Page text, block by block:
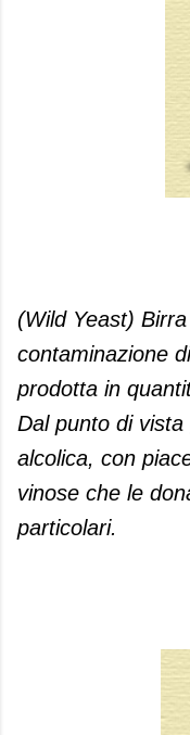
(Wild Yeast)
contaminazione
prodotta in
Dal punto di
alcolica, con
vinose che le
particolari.